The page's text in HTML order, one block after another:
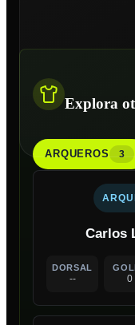
Explora
ARQUEROS 3
Carlos
DORSAL
-- 0